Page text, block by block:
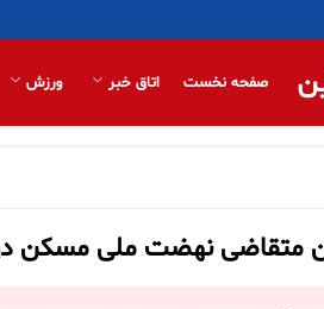
صفحه نخست اتاق خبر ورزش
متقاضی نهضت ملی مسکن در